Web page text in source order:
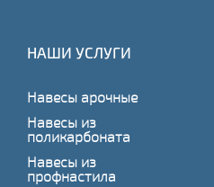
НАШИ УСЛУГИ
Навесы арочные
Навесы из
поликарбоната
Навесы из
профнастила